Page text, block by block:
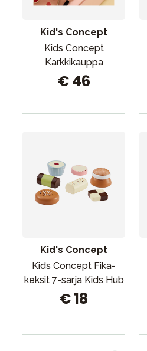
Kid's Concept
Kids Concept
Karkkikauppa
€ 46
Kid's Concept
Kids Concept Fika-
keksit 7-sarja Kids Hub
€ 18